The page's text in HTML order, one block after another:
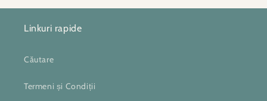
Linkuri rapide
Căutare
Termeni și Condiții